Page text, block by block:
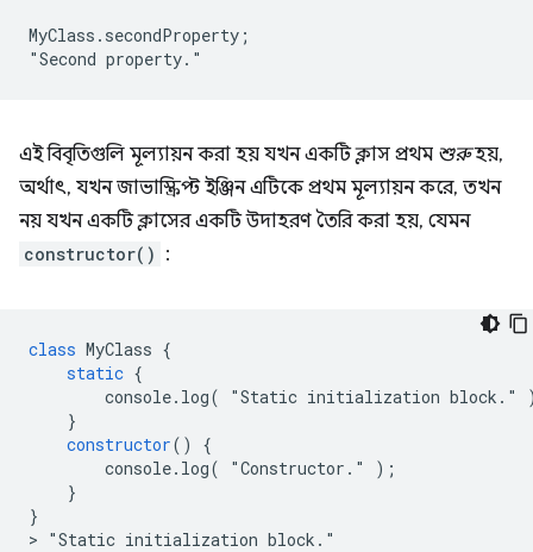
MyClass . secondProperty ;
"Second property.
এই বিবৃতিগুলি মূল্যায়ন করা হয় যখন একটি ক্লাস প্রথম শুরুহয়,
অর্থাৎ, যখন জাভাস্ক্রিপ্ট ইঞ্জিন এটিকে প্রথম মূল্যায়ন করে, তখন
নয় যখন একটি ক্লাসের একটি উদাহরণ তৈরি করা হয়, যেমন
constructor() :
class MyClass {
static {
console. log( "Static initialization block . "
}
constructor()
{
console. log( "Constructor . "
);
}
}
> "Static initialization block . "